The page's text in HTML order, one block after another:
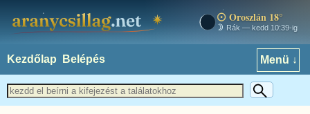
aranycsillag.net Oroszlán 18°
Rák — kedd 10:39-ig
Kezdőlap Belépés Menü ↓